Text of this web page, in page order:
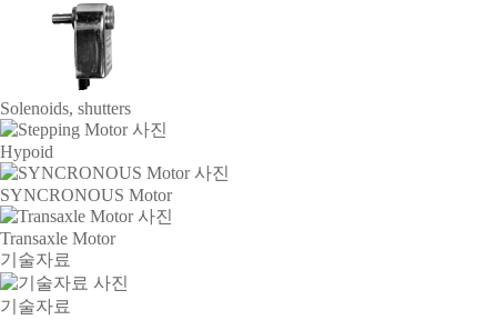
Solenoids, shutters
Hypoid
SYNCRONOUS Motor
Transaxle Motor
기술자료
기술자료